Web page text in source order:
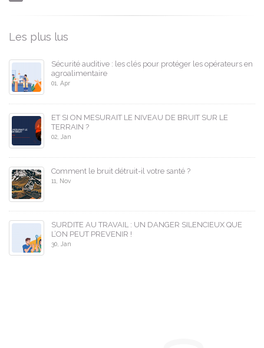
Les plus lus
Sécurité auditive : les clés pour protéger les opérateurs en
agroalimentaire
01, Apr
ET SI ON MESURAIT LE NIVEAU DE BRUIT SUR LE
TERRAIN ?
02, Jan
Comment le bruit détruit-il votre santé ?
11, Nov
SURDITE AU TRAVAIL : UN DANGER SILENCIEUX QUE
L’ON PEUT PREVENIR !
30, Jan